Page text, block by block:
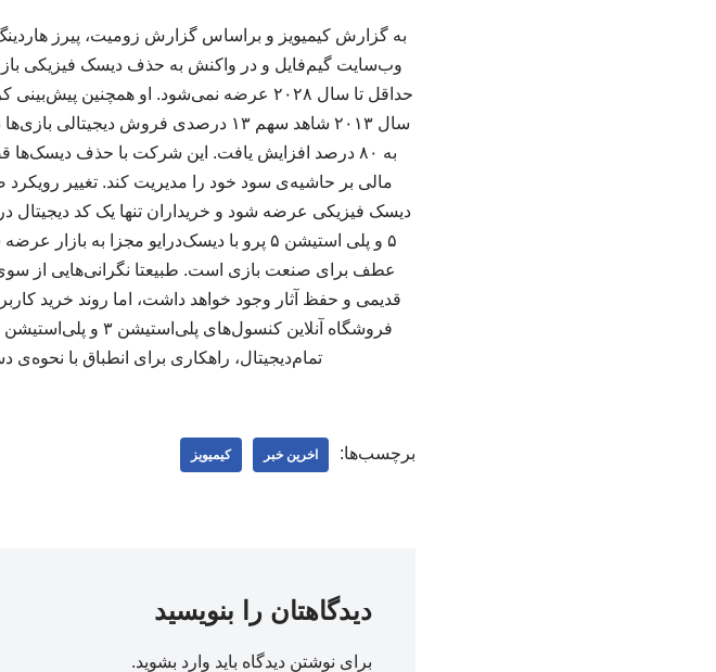
به گزارش کیمیویز و براساس گزارش زومیت، پیرز
به ۸۰ درصد افزایش یافت. این شرکت با حذف
دیسک فیزیکی عرضه شود و خریداران تنها یک کد دیجیتال
۵ و پلی‌ استیشن ۵ پرو با دیسک‌درایو مجزا
عطف برای صنعت بازی است. طبیعتا نگرانی‌هایی از
قدیمی و حفظ آثار وجود خواهد داشت، اما روند خرید
فروشگاه‌ آنلاین
تمام‌دیجیتال، راهکاری برای انطباق با نحوه‌ی
برچسب‌ها: اخرین خبر کیمیویز
دیدگاهتان را بنویسید
برای نوشتن دیدگاه باید وارد بشوید.